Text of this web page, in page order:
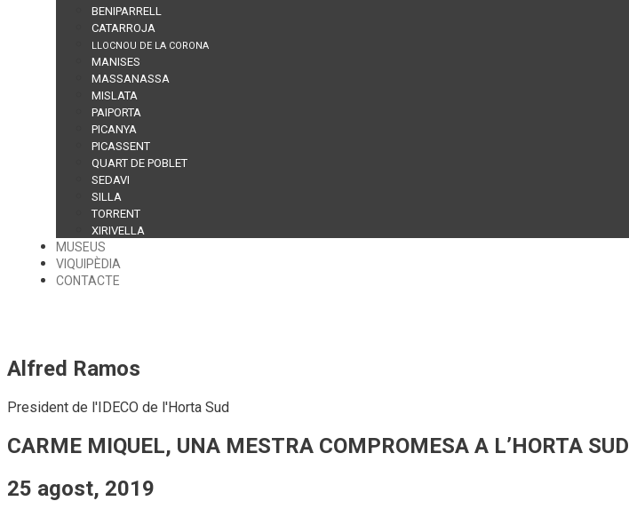
BENIPARRELL
CATARROJA
LLOCNOU DE LA CORONA
MANISES
MASSANASSA
MISLATA
PAIPORTA
PICANYA
PICASSENT
QUART DE POBLET
SEDAVI
SILLA
TORRENT
XIRIVELLA
MUSEUS
VIQUIPÈDIA
CONTACTE
Alfred Ramos
President de l'IDECO de l'Horta Sud
CARME MIQUEL, UNA MESTRA COMPROMESA A L’HORTA SUD
25 agost, 2019